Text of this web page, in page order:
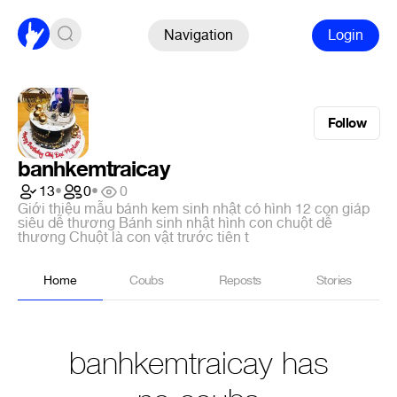
Navigation Login
Follow
banhkemtraicay
13• 0•
0
Giới thiệu mẫu bánh kem sinh nhật có hình 12 con giáp
siêu dễ thương Bánh sinh nhật hình con chuột dễ
thương Chuột là con vật trước tiên t
Home Coubs Reposts Stories
banhkemtraicay has